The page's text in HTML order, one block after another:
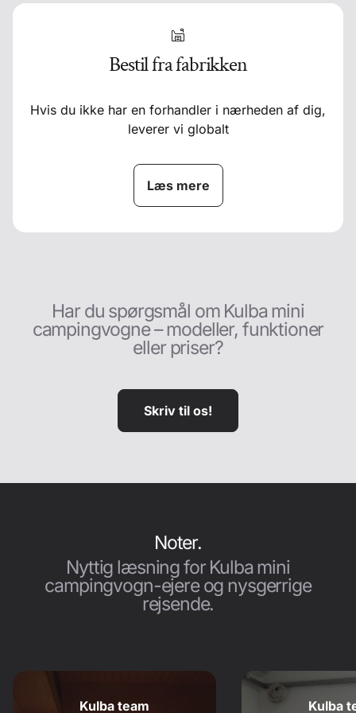
Bestil fra fabrikken
Hvis du ikke har en forhandler i nærheden af dig,
leverer vi globalt
Læs mere
Har du spørgsmål om Kulba mini
campingvogne – modeller, funktioner
eller priser?
Skriv til os!
Noter.
Nyttig læsning for Kulba mini
campingvogn-ejere og nysgerrige
rejsende.
Kulba team Kulba